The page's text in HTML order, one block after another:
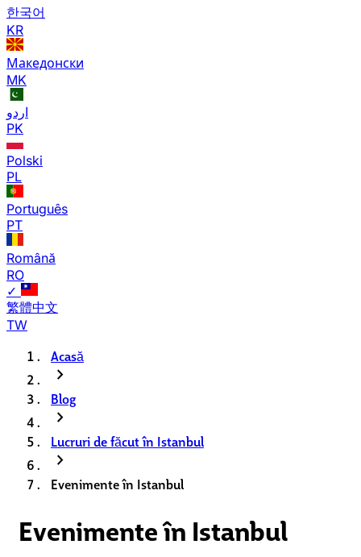
한국어
KR
Македонски
MK
اردو
PK
Polski
PL
Português
PT
Română
RO
✓
繁體中文
TW
Acasă
chevron_right
Blog
chevron_right
Lucruri de făcut în Istanbul
chevron_right
Evenimente în Istanbul
Evenimente în Istanbul